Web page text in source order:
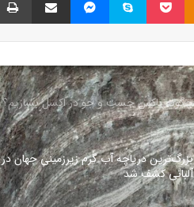
کم‌درآمد ارائه می‌شود
چگونه باکس جست و جو در اکسل بسازیم؟
بزرگ‌ترین دریاچه آب گرم زیرزمینی جهان در
آلبانی کشف شد